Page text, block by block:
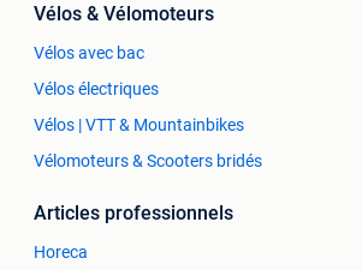
Vélos & Vélomoteurs
Vélos avec bac
Vélos électriques
Vélos | VTT & Mountainbikes
Vélomoteurs & Scooters bridés
Articles professionnels
Horeca